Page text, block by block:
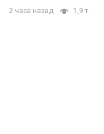
2 часа назад 1,9 т.